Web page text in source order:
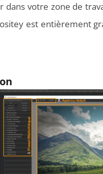
dans votre zone de
est entièrement